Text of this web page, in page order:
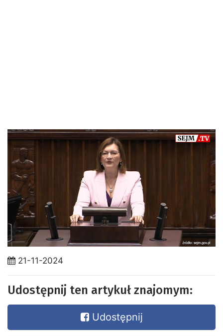
21-11-2024
Udostępnij ten artykuł znajomym:
Udostępnij